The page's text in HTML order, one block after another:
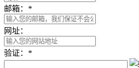
邮箱： *
网址：
验证： *